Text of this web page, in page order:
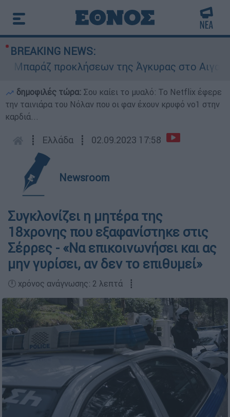
BREAKING NEWS:
προκλήσεων της Άγκυρας στο Αιγαίο:
δημοφιλές τώρα: Σου καίει το μυαλό: Το Netflix έφερε
την ταινιάρα του Νόλαν που οι φαν έχουν κρυφό νο1 στην
καρδιά...
┋ Ελλάδα ┋ 02.09.2023 17:58
Newsroom
Συγκλονίζει η μητέρα της
18χρονης που εξαφανίστηκε στις
Σέρρες - «Να επικοινωνήσει και ας
μην γυρίσει, αν δεν το επιθυμεί»
🕛 χρόνος ανάγνωσης: 2 λεπτά ┋